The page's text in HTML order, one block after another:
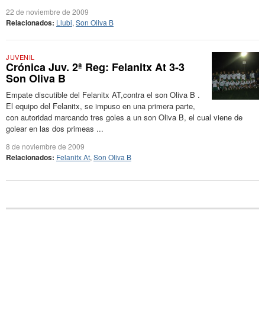
22 de noviembre de 2009
Relacionados: Llubi, Son Oliva B
JUVENIL
Crónica Juv. 2ª Reg: Felanitx At 3-3
Son Oliva B
Empate discutible del Felanitx AT,contra el son Oliva B .
El equipo del Felanitx, se impuso en una primera parte,
con autoridad marcando tres goles a un son Oliva B, el cual viene de
golear en las dos primeas ...
8 de noviembre de 2009
Relacionados: Felanitx At, Son Oliva B